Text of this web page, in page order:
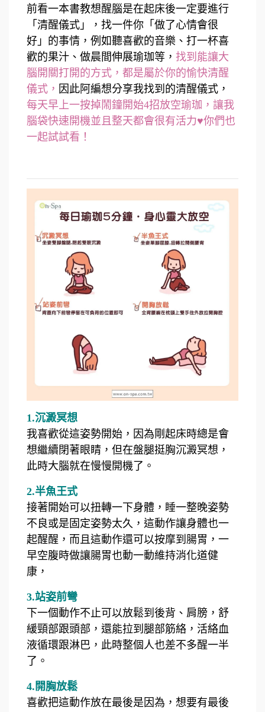
前看一本書教想醒腦是在起床後一定要進行
「清醒儀式」，找一件你「做了心情會很
好」的事情，例如聽喜歡的音樂、打一杯喜
歡的果汁、做晨間伸展瑜珈等， 找到能讓大
腦開關打開的方式，都是屬於你的愉快清醒
儀式， 因此阿編想分享我找到的清醒儀式，
每天早上一按掉鬧鐘開始4招放空瑜珈，讓我
腦袋快速開機並且整天都會很有活力♥你們也
一起試試看！
1.沉澱冥想
我喜歡從這姿勢開始，因為剛起床時總是會
想繼續閉著眼睛，但在盤腿挺胸沉澱冥想，
此時大腦就在慢慢開機了。
2.半魚王式
接著開始可以扭轉一下身體，睡一整晚姿勢
不良或是固定姿勢太久，這動作讓身體也一
起醒醒，而且這動作還可以按摩到腸胃，一
早空腹時做讓腸胃也動一動維持消化道健
康，
3.站姿前彎
下一個動作不止可以放鬆到後背、肩膀，舒
緩頸部跟頭部，還能拉到腿部筋絡，活絡血
液循環跟淋巴，此時整個人也差不多醒一半
了。
4.開胸放鬆
喜歡把這動作放在最後是因為，想要有最後